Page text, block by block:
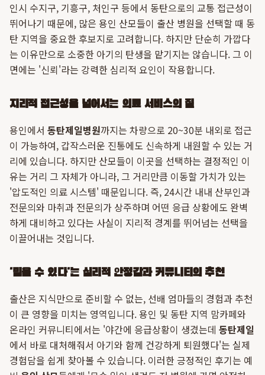
인시 수지구, 기흥구, 처인구 등에서 동탄으로의 교통 접근성이
뛰어나기 때문에, 많은 용인 산모들이 출산 병원을 선택할 때 동
탄 지역을 중요한 후보지로 고려합니다. 하지만 단순히 가깝다
는 이유만으로 소중한 아기의 탄생을 맡기지는 않습니다. 그 이
면에는 '신뢰'라는 강력한 심리적 요인이 작용합니다.
지리적 접근성을 넘어서는 의료 서비스의 질
용인에서 동탄제일병원까지는 차량으로 20~30분 내외로 접근
이 가능하여, 갑작스러운 진통에도 신속하게 내원할 수 있는 거
리에 있습니다. 하지만 산모들이 이곳을 선택하는 결정적인 이
유는 거리 그 자체가 아니라, 그 거리만큼 이동할 가치가 있는
'압도적인 의료 시스템' 때문입니다. 즉, 24시간 내내 산부인과
전문의와 마취과 전문의가 상주하며 어떤 응급 상황에도 완벽
하게 대비하고 있다는 사실이 지리적 경계를 뛰어넘는 선택을
이끌어내는 것입니다.
'믿을 수 있다'는 심리적 안정감과 커뮤니티의 추천
출산은 지식만으로 준비할 수 없는, 선배 엄마들의 경험과 추천
이 큰 영향을 미치는 영역입니다. 용인 및 동탄 지역 맘카페와
온라인 커뮤니티에서는 '야간에 응급상황이 생겼는데 동탄제일
에서 바로 대처해줘서 아기와 함께 건강하게 퇴원했다'는 실제
경험담을 쉽게 찾아볼 수 있습니다. 이러한 긍정적인 후기는 예